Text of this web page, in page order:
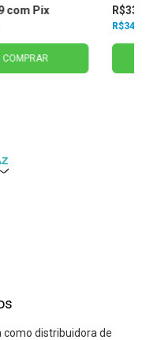
com Pix
COMPRAR
distribuidora de